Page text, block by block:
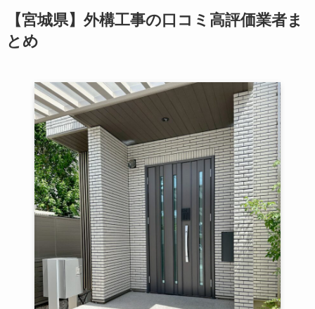
【宮城県】外構工事の口コミ高評価業者ま
とめ